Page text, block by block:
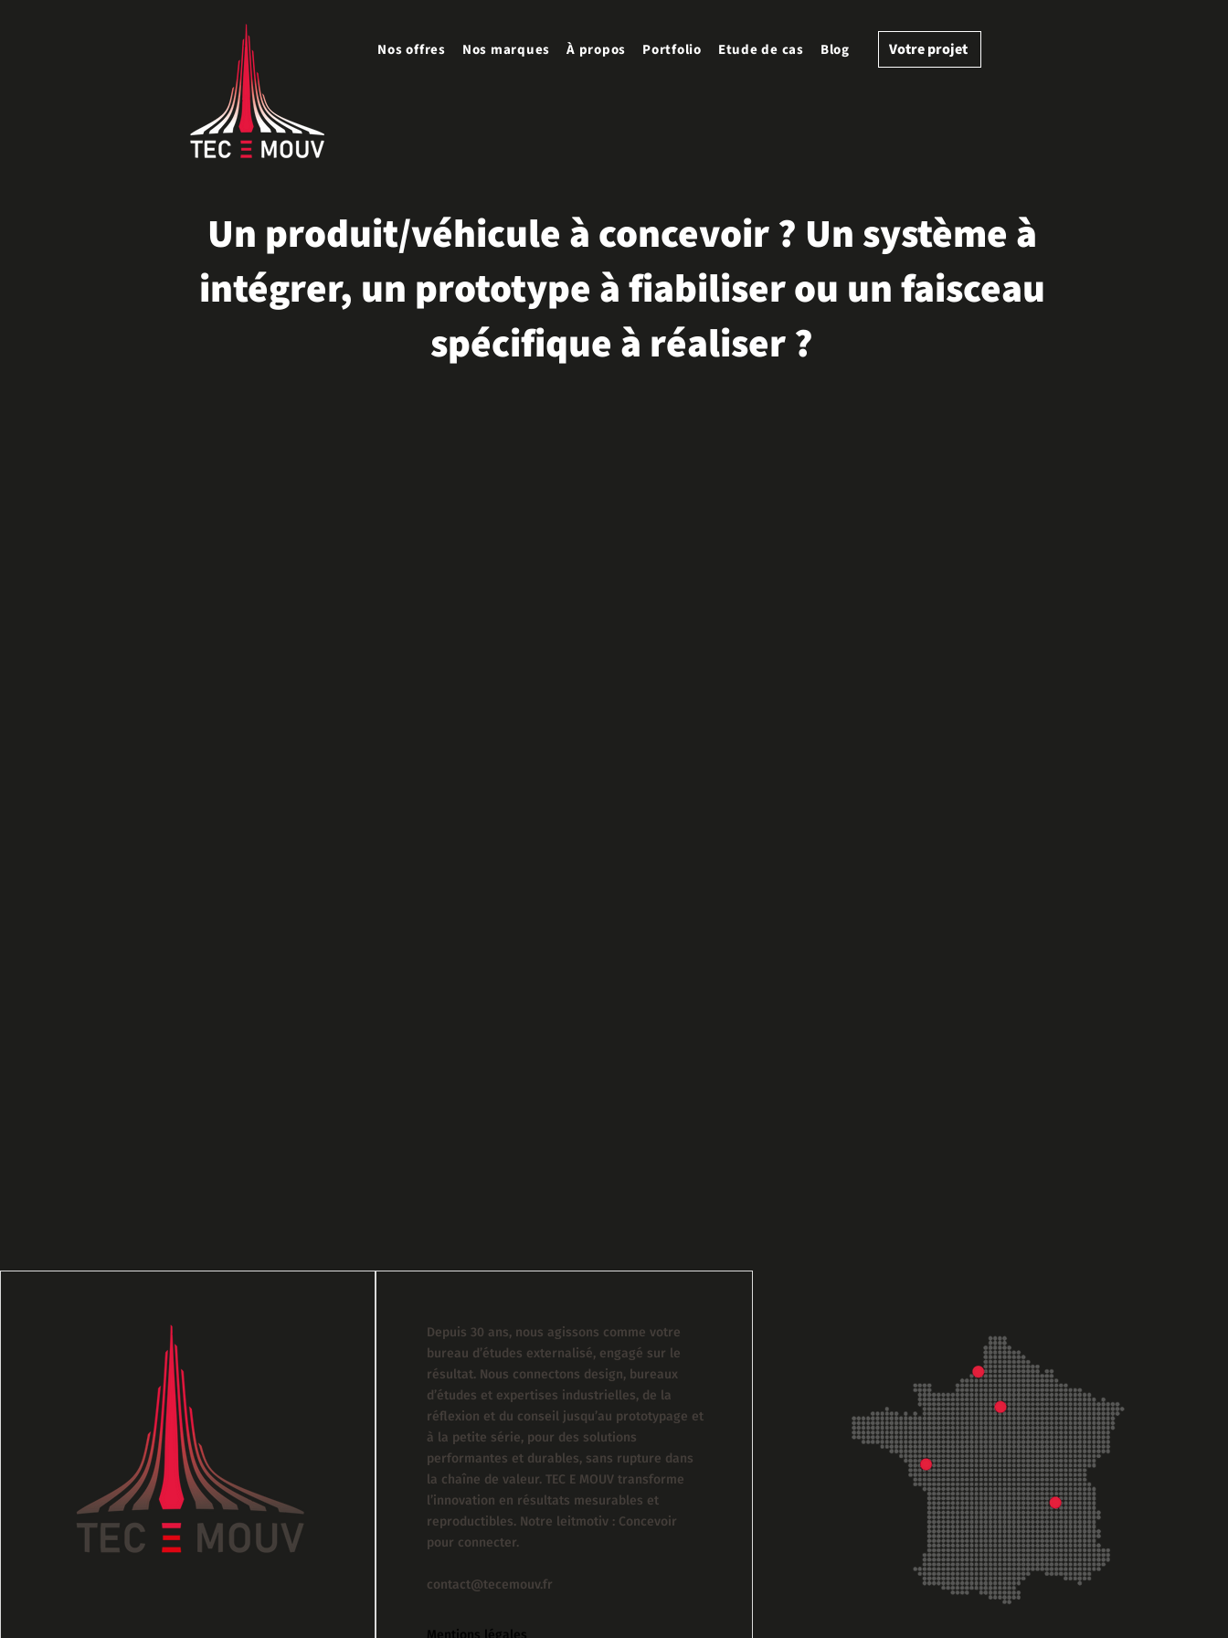
Nos offres Nos marques À propos Portfolio Etude de cas Blog Votre projet
Un produit/véhicule à concevoir ? Un système à
intégrer, un prototype à fiabiliser ou un faisceau
spécifique à réaliser ?
Depuis 30 ans, nous agissons comme votre
bureau d’études externalisé, engagé sur le
résultat. Nous connectons design, bureaux
d’études et expertises industrielles, de la
réflexion et du conseil jusqu’au prototypage et
à la petite série, pour des solutions
performantes et durables, sans rupture dans
la chaîne de valeur. TEC E MOUV transforme
l’innovation en résultats mesurables et
reproductibles. Notre leitmotiv : Concevoir
pour connecter.
contact@tecemouv.fr
Mentions légales